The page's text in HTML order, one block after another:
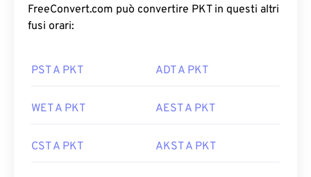
FreeConvert.com può convertire PKT in questi altri
fusi orari:
PST A PKT ADT A PKT
WET A PKT AEST A PKT
CST A PKT AKST A PKT